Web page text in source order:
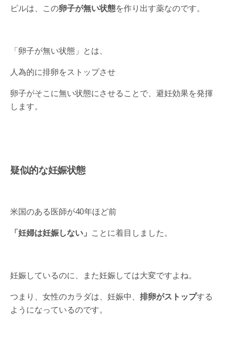
ピルは、この卵子が無い状態を作り出す薬なのです。
「卵子が無い状態」とは、
人為的に排卵をストップさせ
卵子がそこに無い状態にさせることで、避妊効果を発揮
します。
疑似的な妊娠状態
米国のある医師が40年ほど前
「妊婦は妊娠しない」 ことに着目しました。
妊娠しているのに、また妊娠しては大変ですよね。
つまり、女性のカラダは、妊娠中、 排卵がストップする
ようになっているのです。